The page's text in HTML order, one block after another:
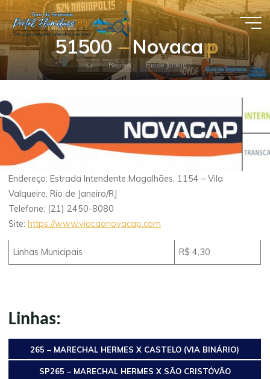
Pular
para
conteúdo
Guia de
Empresas
- Portal
51500 –
–Novacap
p
Página
inicial
Regiões Rio de Janeiro
Endereço: Estrada Intendente Magalhães, 1154 – Vila
Valqueire, Rio de Janeiro/RJ
Telefone: (21) 2450-8080
Site:https://www.viacaonovacap.com
Linhas Municipais R$ 4,30
Linhas:
265 – MARECHAL HERMES X CASTELO (VIA BINÁRIO)
SP265 – MARECHAL HERMES X SÃO CRISTÓVÃO